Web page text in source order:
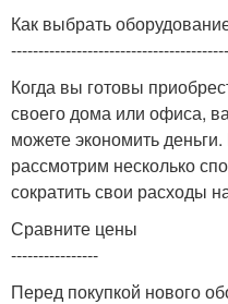
Как выбрать
Когда вы готовы
своего дома или офиса,
можете экономить
рассмотрим несколько
сократить свои расходы
Сравните цены
----------------
Перед покупкой нового